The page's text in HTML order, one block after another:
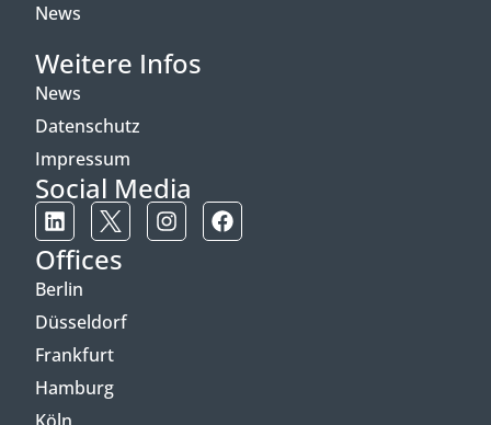
News
Weitere Infos
News
Datenschutz
Impressum
Social Media
Offices
Berlin
Düsseldorf
Frankfurt
Hamburg